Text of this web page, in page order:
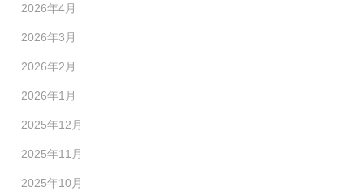
2026年4月
2026年3月
2026年2月
2026年1月
2025年12月
2025年11月
2025年10月